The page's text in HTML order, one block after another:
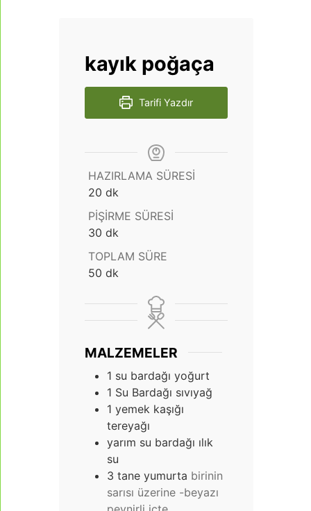
kayık poğaça
Tarifi Yazdır
HAZIRLAMA SÜRESI
20 dakika
dk
PIŞIRME SÜRESI
30 dakika
dk
TOPLAM SÜRE
50 dakika
dk
MALZEMELER
1 su bardağı yoğurt
1 Su Bardağı sıvıyağ
1 yemek kaşığı
tereyağı
yarım su bardağı ılık
su
3 tane yumurta birinin
sarısı üzerine -beyazı